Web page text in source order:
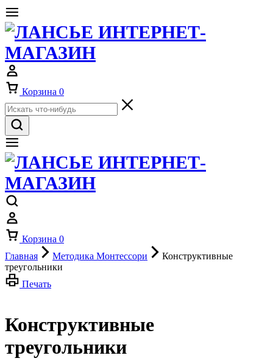
Корзина 0
Корзина 0
Главная
Методика Монтессори
Конструктивные
треугольники
Печать
Конструктивные
треугольники